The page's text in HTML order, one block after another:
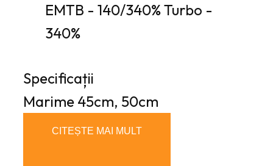
EMTB - 140/340% Turbo -
340%
Specificații
Marime 45cm, 50cm